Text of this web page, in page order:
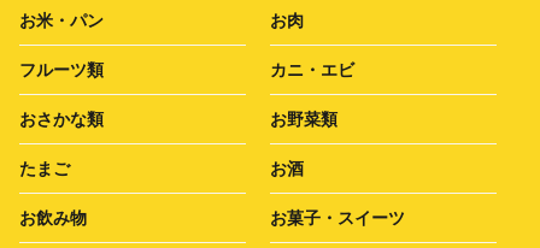
お米・パン お肉
フルーツ類 カニ・エビ
おさかな類 お野菜類
たまご お酒
お飲み物 お菓子・スイーツ